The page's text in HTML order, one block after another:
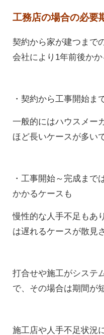
工務店の場合の必要
契約から家が建つまで
会社により1年前後かか
・契約から工事開始ま
一般的にはハウスメー
ほど長いケースが多い
・工事開始～完成まで
かかるケースも
慢性的な人手不足もあ
は遅れるケースが散見
打合せや施工がシステ
で、その場合は期間が
施工店や人手不足状況